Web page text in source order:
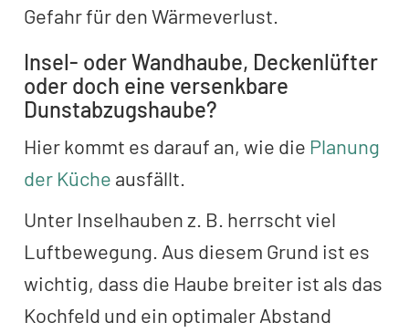
Gefahr für den Wärmeverlust.
Insel- oder Wandhaube, Deckenlüfter
oder doch eine versenkbare
Dunstabzugshaube?
Hier kommt es darauf an, wie die Planung
der Küche ausfällt.
Unter Inselhauben z. B. herrscht viel
Luftbewegung. Aus diesem Grund ist es
wichtig, dass die Haube breiter ist als das
Kochfeld und ein optimaler Abstand